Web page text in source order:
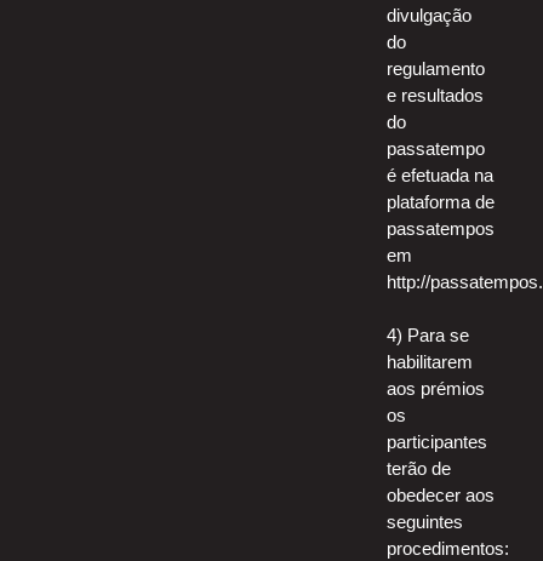
divulgação
do
regulamento
e resultados
do
passatempo
é efetuada na
plataforma de
passatempos
em
http://
4) Para se
habilitarem
aos prémios
os
participantes
terão de
obedecer aos
seguintes
procedimentos: